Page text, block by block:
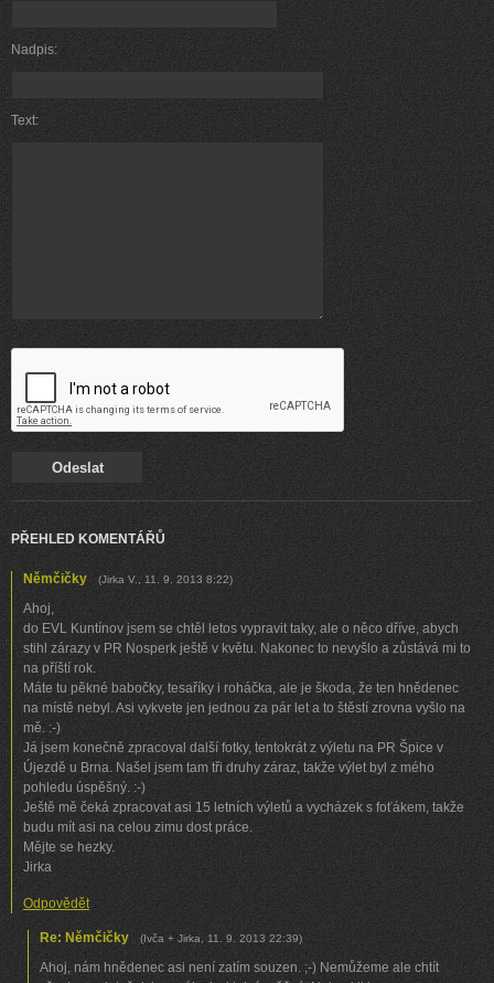
Nadpis:
Text:
PŘEHLED KOMENTÁŘŮ
Němčičky (Jirka V. 11. 9. 2013 8:22)
Ahoj,
do EVL Kuntínov jsem se chtěl letos vypravit taky, ale o něco dříve, abych
stihl zárazy v PR Nosperk ještě v květu. Nakonec to nevyšlo a zůstává mi to
na příští rok.
Máte tu pěkné babočky, tesaříky i roháčka, ale je škoda, že ten hnědenec
na místě nebyl. Asi vykvete jen jednou za pár let a to štěstí zrovna vyšlo na
mě. :-)
Já jsem konečně zpracoval další fotky, tentokrát z výletu na PR Špice v
Újezdě u Brna. Našel jsem tam tři druhy záraz, takže výlet byl z mého
pohledu úspěšný. :-)
Ještě mě čeká zpracovat asi 15 letních výletů a vycházek s foťákem, takže
budu mít asi na celou zimu dost práce.
Mějte se hezky.
Jirka
Odpovědět
Re: Němčičky (Ivča + Jirka 11. 9. 2013 22:39)
Ahoj, nám hnědenec asi není zatím souzen. ;-) Nemůžeme ale chtít